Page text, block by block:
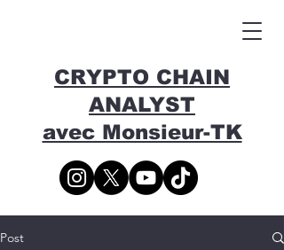
CRYPTO CHAIN
ANALYST
avec Monsieur-TK
Post